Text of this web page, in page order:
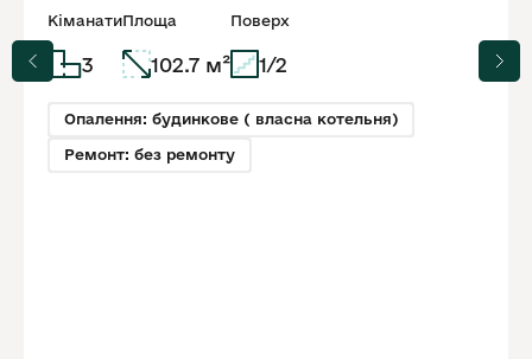
Кіманати
3
Площа
102.7 м²
Поверх
1/2
Опалення: будинкове ( власна котельня)
Ремонт: без ремонту